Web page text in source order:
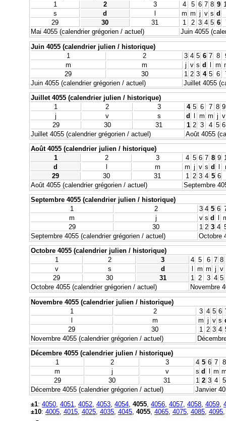
1
2 3 4 5 6 7 8 9
s
d m m j v s d
29
30 31 1 2 3 4 5 6
Mai 4055 (calendrier grégorien / actuel)
Juin 4055
Juin 4055 (calendrier julien / historique)
1
2 3 4 5 6 7 8
m
m j v s d l m
29
30 1 2 3 4 5 6
Juin 4055 (calendrier grégorien / actuel)
Juillet 4055
Juillet 4055 (calendrier julien / historique)
1
2 3 4 5 6 7 8 9
j
v s d m m j v
29
30 31 1 2 3 4 5 6
Juillet 4055 (calendrier grégorien / actuel)
Août 4055
Août 4055 (calendrier julien / historique)
1
2 3 4 5 6 7 8 9
d
m m j v s d
29
30 31 1 2 3 4 5 6
Août 4055 (calendrier grégorien / actuel)
Septembre
Septembre 4055 (calendrier julien / historique)
1
2 3 4 5 6
m
j v s d
29
30 1 2 3 4
Septembre 4055 (calendrier grégorien / actuel)
Octobre
Octobre 4055 (calendrier julien / historique)
1
2 3 4 5 6 7 8
v
s d m m j v
29
30 31 1 2 3 4 5
Octobre 4055 (calendrier grégorien / actuel)
Novembre
Novembre 4055 (calendrier julien / historique)
1
2 3 4 5 6
l
m m j v s
29
30 1 2 3 4
Novembre 4055 (calendrier grégorien / actuel)
Décembre 4055 (calendrier julien / historique)
1
2 3 4 5 6 7 8
m
j v s d l m
29
30 31 1 2 3 4 5
Décembre 4055 (calendrier grégorien / actuel)
Janvier
±1: 4050 4051 4052 4053 4054 4055 4056 4057 4058 4059
±10: 4005 4015 4025 4035 4045 4055 4065 4075 4085 4095